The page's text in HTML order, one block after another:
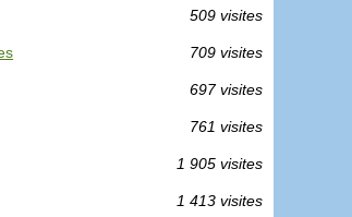
509 visites
709 visites
697 visites
761 visites
1 905 visites
1 413 visites